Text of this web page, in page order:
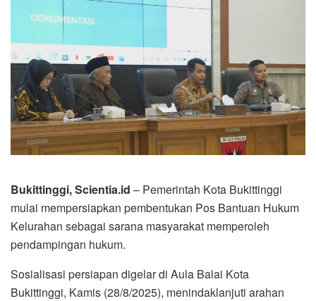
Bukittinggi, Scientia.id – Pemerintah Kota Bukittinggi
mulai mempersiapkan pembentukan Pos Bantuan Hukum
Kelurahan sebagai sarana masyarakat memperoleh
pendampingan hukum.
Sosialisasi persiapan digelar di Aula Balai Kota
Bukittinggi, Kamis (28/8/2025), menindaklanjuti arahan